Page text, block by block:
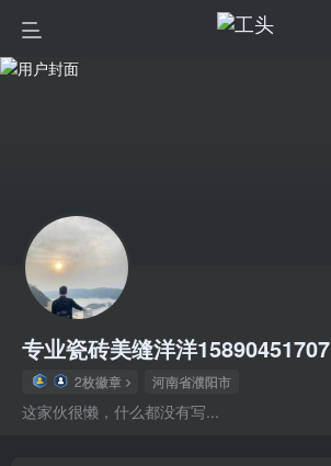
专业瓷砖美缝洋洋15890451707
2枚徽章 河南省濮阳市
这家伙很懒，什么都没有写...